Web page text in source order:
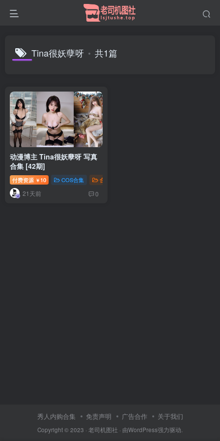
Tina很妖孽呀 共1篇
动漫博主 Tina很妖孽呀 写真
合集 [42期]
付费资源 ￥ 10 COS合集 合集打包
21天前 0
秀人内购合集 免责声明 广告合作 关于我们
Copyright © 2023 · 老司机图社 · 由WordPress强力驱动.